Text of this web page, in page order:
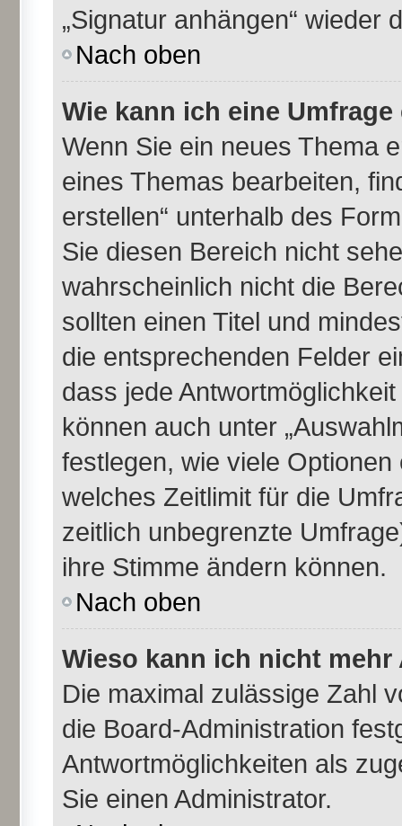
„Signatur anhängen“ wieder
Nach oben
Wie kann ich eine
Wenn Sie ein neues Thema
eines Themas bearbeiten,
erstellen“ unterhalb des
Sie diesen Bereich nicht
wahrscheinlich nicht die
sollten einen Titel und
die entsprechenden Felder
dass jede
können auch unter
festlegen, wie viele
welches Zeitlimit für die
zeitlich unbegrenzte
ihre Stimme ändern können.
Nach oben
Wieso kann ich nicht
Die maximal zulässige Zahl
die Board-Administration
Antwortmöglichkeiten als
Sie einen Administrator.